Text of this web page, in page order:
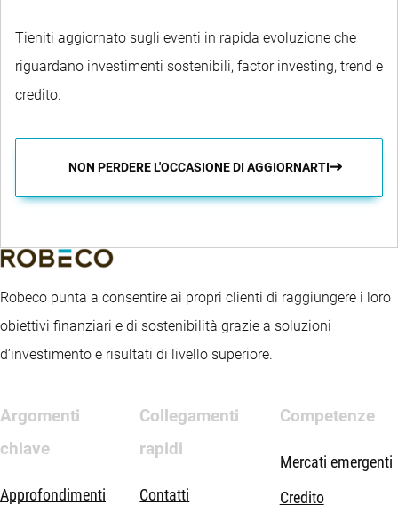
Tieniti aggiornato sugli eventi in rapida evoluzione che
riguardano investimenti sostenibili, factor investing, trend e
credito.
NON PERDERE L'OCCASIONE DI AGGIORNARTI
Robeco punta a consentire ai propri clienti di raggiungere i loro
obiettivi finanziari e di sostenibilità grazie a soluzioni
d’investimento e risultati di livello superiore.
Argomenti
chiave
Approfondimenti
Collegamenti
rapidi
Contatti
Competenze
Mercati emergenti
Credito